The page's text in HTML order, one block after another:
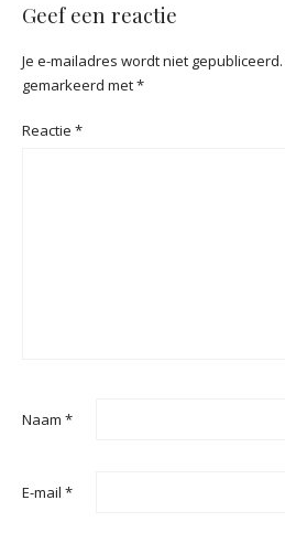
Geef een reactie
Je e-mailadres wordt niet gepubliceerd.
gemarkeerd met*
Reactie *
Naam *
E-mail *